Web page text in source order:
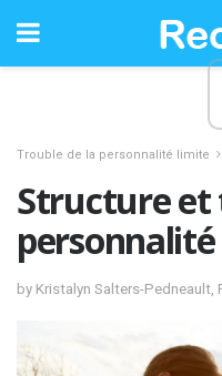
Trouble de la personnalité limite
Structure et
by Kristalyn Salters-Pedneault,